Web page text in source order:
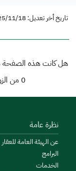
تاريخ أخر تعديل: 2025/11/18 10:33 ص
هل كانت هذه الصفحة
0 من
نظرة عامة
عن الهيئة العامة للعقار
البرامج
الخدمات